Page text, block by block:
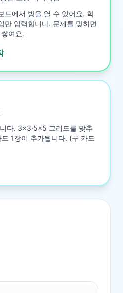
드에서 방을 열 수 있어요. 학
만 입력합니다. 문제를 맞히면
여요.
다. 3×3·5×5 그리드를 맞추
1장이 추가됩니다. (구 카드